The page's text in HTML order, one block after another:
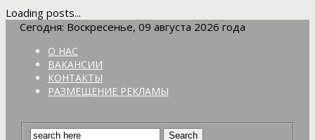
Loading posts...
Сегодня: Воскресенье, 09 августа 2026 года
О НАС
ВАКАНСИИ
КОНТАКТЫ
РАЗМЕЩЕНИЕ РЕКЛАМЫ